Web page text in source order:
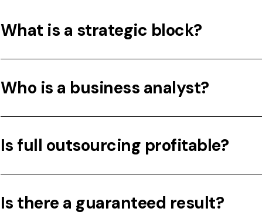
What is a strategic block?
Who is a business analyst?
Is full outsourcing profitable?
Is there a guaranteed result?